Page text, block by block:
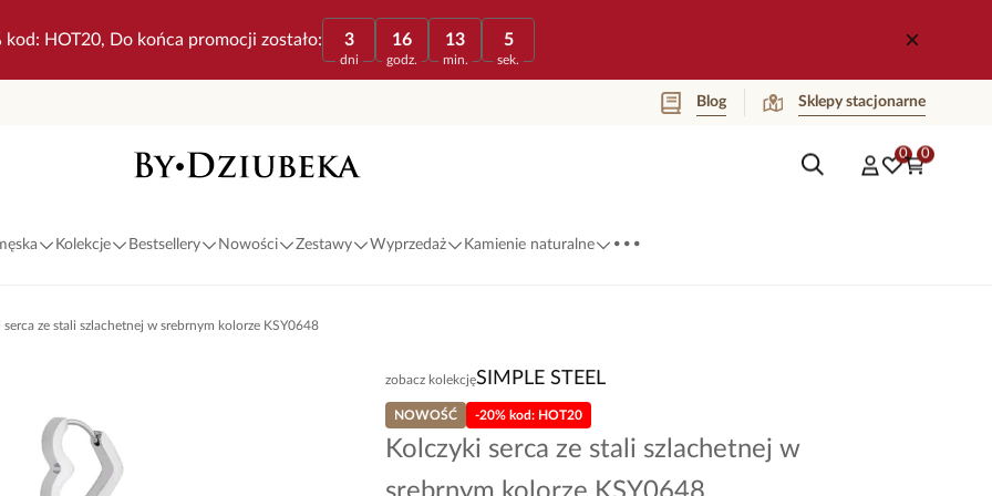
kod: HOT20, Do końca promocji zostało: 3
dni
16
godz.
13
min.
5
sek.
Blog Sklepy stacjonarne
0 0
Kolekcje Bestsellery Nowości Zestawy Wyprzedaż Kamienie naturalne ...
serca ze stali szlachetnej w srebrnym kolorze KSY0648
zobacz kolekcjęSIMPLE STEEL
Kolczyki serca ze stali szlachetnej w
NOWOŚĆ -20% kod: HOT20